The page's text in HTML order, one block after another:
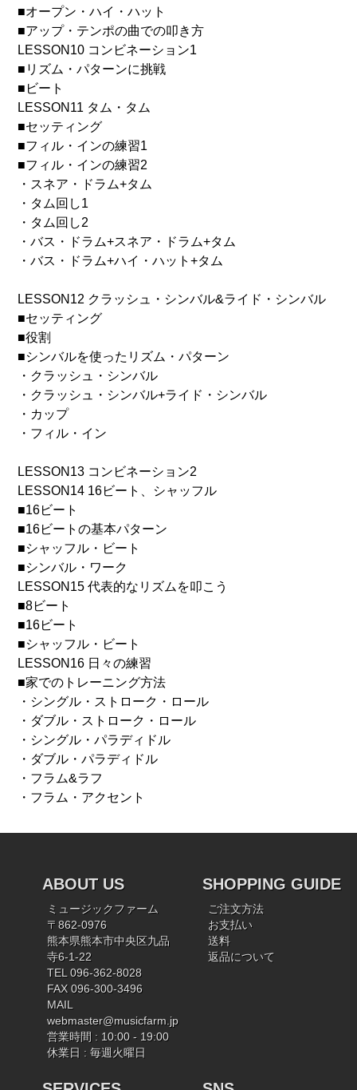
■オープン・ハイ・ハット
■アップ・テンポの曲での叩き方
LESSON10 コンビネーション1
■リズム・パターンに挑戦
■ビート
LESSON11 タム・タム
■セッティング
■フィル・インの練習1
■フィル・インの練習2
・スネア・ドラム+タム
・タム回し1
・タム回し2
・バス・ドラム+スネア・ドラム+タム
・バス・ドラム+ハイ・ハット+タム
LESSON12 クラッシュ・シンバル&ライド・シンバル
■セッティング
■役割
■シンバルを使ったリズム・パターン
・クラッシュ・シンバル
・クラッシュ・シンバル+ライド・シンバル
・カップ
・フィル・イン
LESSON13 コンビネーション2
LESSON14 16ビート、シャッフル
■16ビート
■16ビートの基本パターン
■シャッフル・ビート
■シンバル・ワーク
LESSON15 代表的なリズムを叩こう
■8ビート
■16ビート
■シャッフル・ビート
LESSON16 日々の練習
■家でのトレーニング方法
・シングル・ストローク・ロール
・ダブル・ストローク・ロール
・シングル・パラディドル
・ダブル・パラディドル
・フラム&ラフ
・フラム・アクセント
ABOUT US
ミュージックファーム
〒862-0976
熊本県熊本市中央区九品
寺6-1-22
TEL 096-362-8028
FAX 096-300-3496
MAIL
webmaster@musicfarm.jp
営業時間 : 10:00 - 19:00
休業日 : 毎週火曜日
SHOPPING GUIDE
ご注文方法
お支払い
送料
返品について